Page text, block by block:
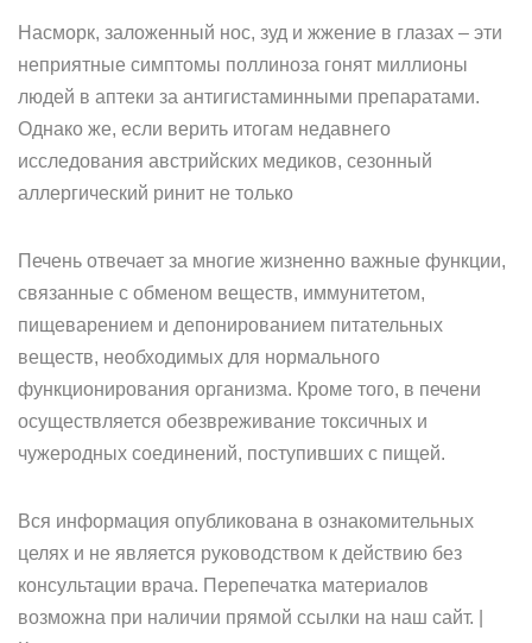
Насморк, заложенный нос, зуд и жжение в глазах – эти
неприятные симптомы поллиноза гонят миллионы
людей в аптеки за антигистаминными препаратами.
Однако же, если верить итогам недавнего
исследования австрийских медиков, сезонный
аллергический ринит не только
Печень отвечает за многие жизненно важные функции,
связанные с обменом веществ, иммунитетом,
пищеварением и депонированием питательных
веществ, необходимых для нормального
функционирования организма. Кроме того, в печени
осуществляется обезвреживание токсичных и
чужеродных соединений, поступивших с пищей.
Вся информация опубликована в ознакомительных
целях и не является руководством к действию без
консультации врача. Перепечатка материалов
возможна при наличии прямой ссылки на наш сайт. |